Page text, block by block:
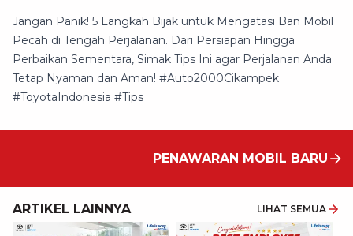
Jangan Panik! 5 Langkah Bijak untuk Mengatasi Ban Mobil
Pecah di Tengah Perjalanan. Dari Persiapan Hingga
Perbaikan Sementara, Simak Tips Ini agar Perjalanan Anda
Tetap Nyaman dan Aman! #Auto2000Cikampek
#ToyotaIndonesia #Tips
PENAWARAN MOBIL BARU
ARTIKEL LAINNYA LIHAT SEMUA